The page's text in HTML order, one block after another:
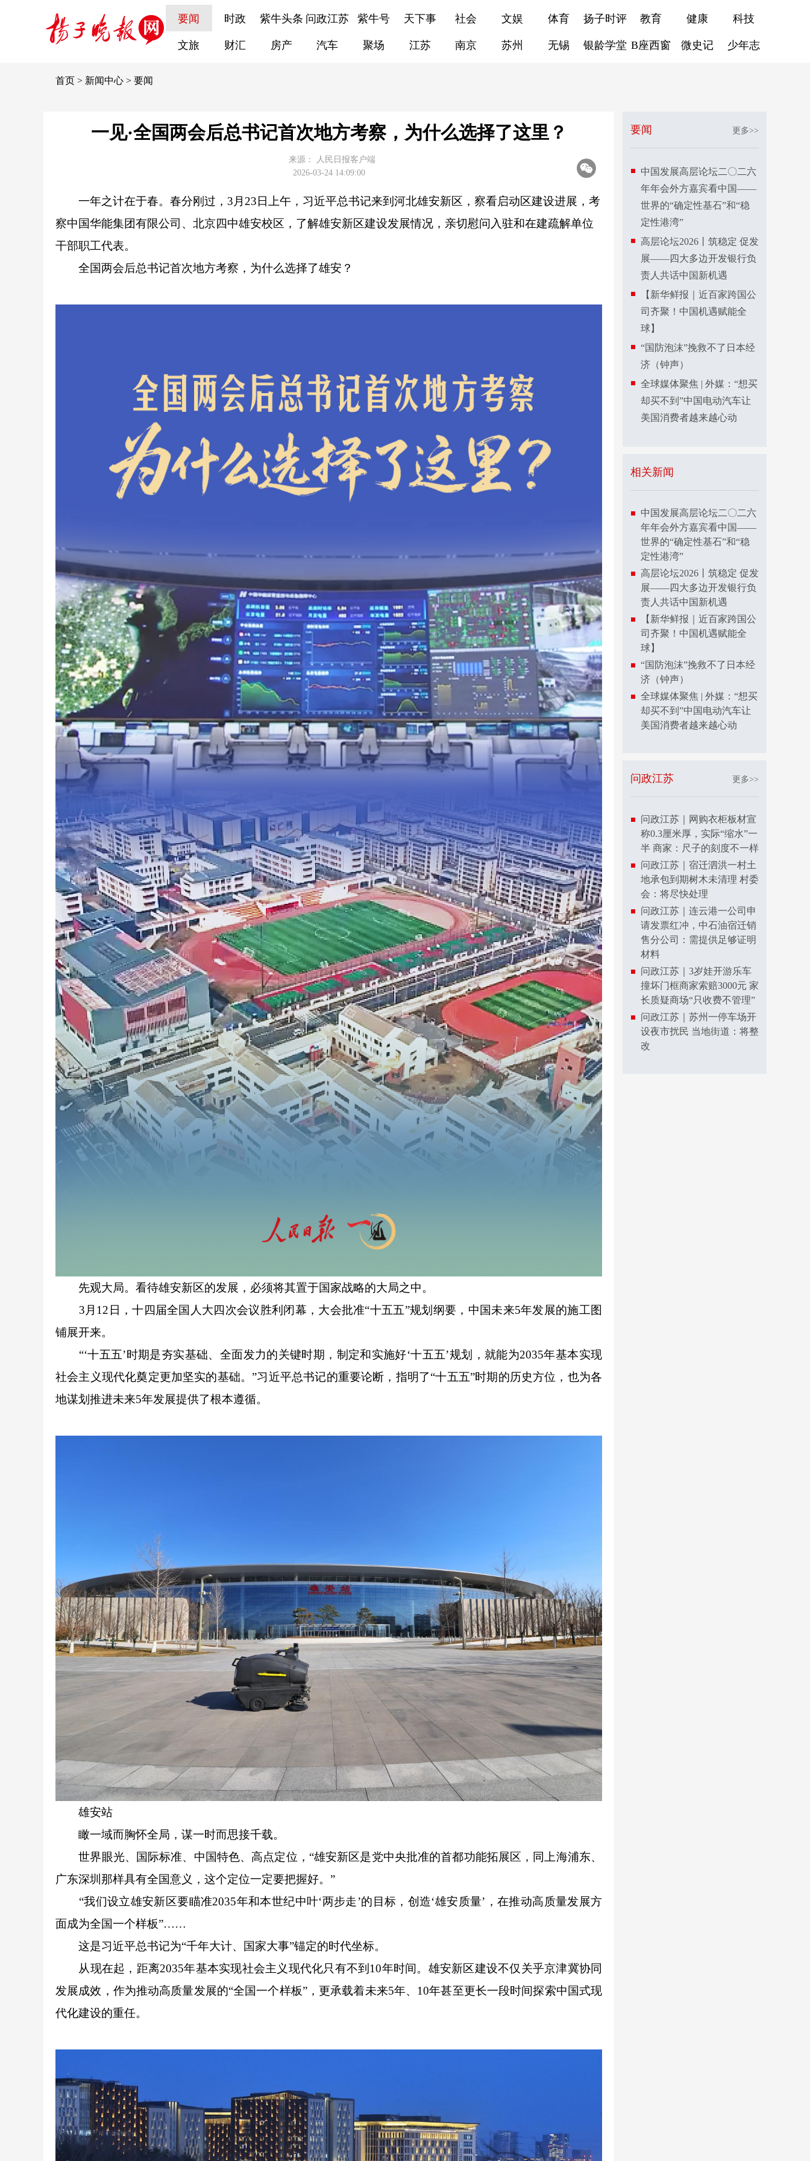
要闻 时政 紫牛头条 问政江苏 紫牛号 天下事 社会 文娱 体育 扬子时评 教育 健康 科技
文旅 财汇 房产 汽车 聚场 江苏 南京 苏州 无锡 银龄学堂 B座西窗 微史记 少年志
首页 > 新闻中心 > 要闻
一见·全国两会后总书记首次地方考察，为什么选择了这里？
来源：
人民日报客户端
2026-03-24 14:09:00
一年之计在于春。春分刚过，3月23日上午，习近平总书记来到河北雄安新区，察看启动区建设进展，考
察中国华能集团有限公司、北京四中雄安校区，了解雄安新区建设发展情况，亲切慰问入驻和在建疏解单位
干部职工代表。
全国两会后总书记首次地方考察，为什么选择了雄安？
先观大局。看待雄安新区的发展，必须将其置于国家战略的大局之中。
3月12日，十四届全国人大四次会议胜利闭幕，大会批准“十五五”规划纲要，中国未来5年发展的施工图
铺展开来。
“‘十五五’时期是夯实基础、全面发力的关键时期，制定和实施好‘十五五’规划，就能为2035年基本实现
社会主义现代化奠定更加坚实的基础。”习近平总书记的重要论断，指明了“十五五”时期的历史方位，也为各
地谋划推进未来5年发展提供了根本遵循。
雄安站
瞰一域而胸怀全局，谋一时而思接千载。
世界眼光、国际标准、中国特色、高点定位，“雄安新区是党中央批准的首都功能拓展区，同上海浦东、
广东深圳那样具有全国意义，这个定位一定要把握好。”
“我们设立雄安新区要瞄准2035年和本世纪中叶‘两步走’的目标，创造‘雄安质量’，在推动高质量发展方
面成为全国一个样板”……
这是习近平总书记为“千年大计、国家大事”锚定的时代坐标。
从现在起，距离2035年基本实现社会主义现代化只有不到10年时间。雄安新区建设不仅关乎京津冀协同
发展成效，作为推动高质量发展的“全国一个样板”，更承载着未来5年、10年甚至更长一段时间探索中国式现
代化建设的重任。
要闻 更多>>
中国发展高层论坛二〇二六
年年会外方嘉宾看中国——
世界的“确定性基石”和“稳
定性港湾”
高层论坛2026丨筑稳定 促发
展——四大多边开发银行负
责人共话中国新机遇
【新华鲜报｜近百家跨国公
司齐聚！中国机遇赋能全
球】
“国防泡沫”挽救不了日本经
济（钟声）
全球媒体聚焦 | 外媒：“想买
却买不到”中国电动汽车让
美国消费者越来越心动
相关新闻
中国发展高层论坛二〇二六
年年会外方嘉宾看中国——
世界的“确定性基石”和“稳
定性港湾”
高层论坛2026丨筑稳定 促发
展——四大多边开发银行负
责人共话中国新机遇
【新华鲜报｜近百家跨国公
司齐聚！中国机遇赋能全
球】
“国防泡沫”挽救不了日本经
济（钟声）
全球媒体聚焦 | 外媒：“想买
却买不到”中国电动汽车让
美国消费者越来越心动
问政江苏 更多>>
问政江苏｜网购衣柜板材宣
称0.3厘米厚，实际“缩水”一
半 商家：尺子的刻度不一样
问政江苏｜宿迁泗洪一村土
地承包到期树木未清理 村委
会：将尽快处理
问政江苏｜连云港一公司申
请发票红冲，中石油宿迁销
售分公司：需提供足够证明
材料
问政江苏｜3岁娃开游乐车
撞坏门框商家索赔3000元 家
长质疑商场“只收费不管理”
问政江苏｜苏州一停车场开
设夜市扰民 当地街道：将整
改